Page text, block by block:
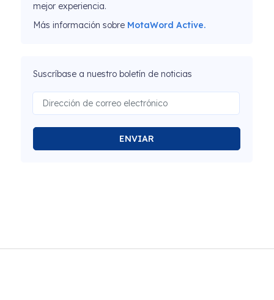
mejor experiencia.
Más información sobre MotaWord Active.
Suscríbase a nuestro boletín de noticias
ENVIAR